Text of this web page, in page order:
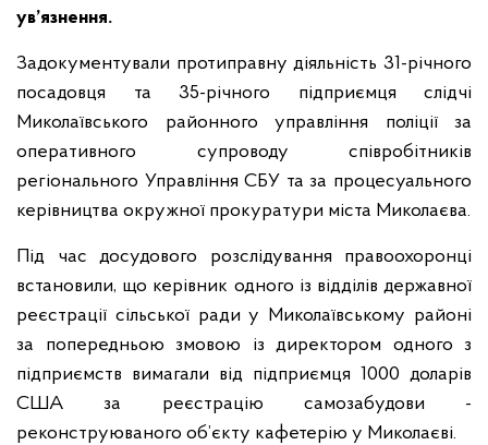
ув’язнення.
Задокументували протиправну діяльність 31-річного
посадовця та 35-річного підприємця слідчі
Миколаївського районного управління поліції за
оперативного супроводу співробітників
регіонального Управління СБУ та за процесуального
керівництва окружної прокуратури міста Миколаєва.
Під час досудового розслідування правоохоронці
встановили, що керівник одного із відділів державної
реєстрації сільської ради у Миколаївському районі
за попередньою змовою із директором одного з
підприємств вимагали від підприємця 1000 доларів
США за реєстрацію самозабудови -
реконструюваного об’єкту кафетерію у Миколаєві.